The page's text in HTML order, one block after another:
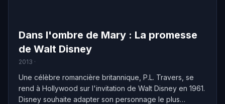
Dans l'ombre de Mary : La promesse
de Walt Disney
2013 ·
Une célèbre romancière britannique, P.L. Travers, se
rend à Hollywood sur l'invitation de Walt Disney en 1961.
Disney souhaite adapter son personnage le plus